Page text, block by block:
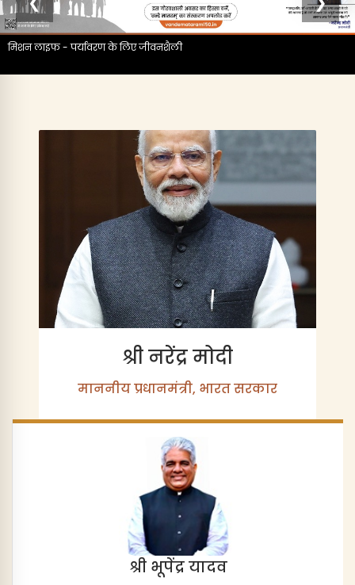
मिशन लाइफ - पर्यावरण के लिए जीवनशैली
श्री नरेंद्र मोदी
माननीय प्रधानमंत्री, भारत सरकार
श्री भूपेंद्र यादव